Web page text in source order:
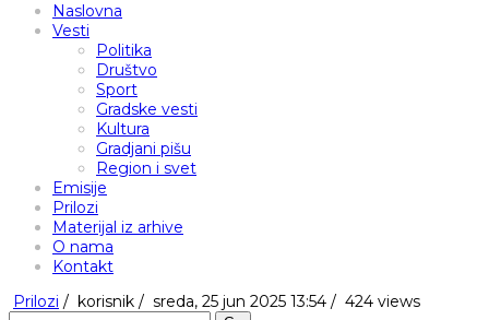
Naslovna
Vesti
Politika
Društvo
Sport
Gradske vesti
Kultura
Gradjani pišu
Region i svet
Emisije
Prilozi
Materijal iz arhive
O nama
Kontakt
Prilozi / korisnik / sreda, 25 jun 2025 13:54 / 424 views